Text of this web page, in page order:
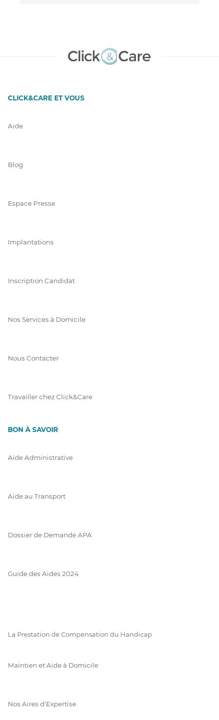
CLICK&CARE ET VOUS
Aide
Blog
Espace Presse
Implantations
Inscription Candidat
Nos Services à Domicile
Nous Contacter
Travailler chez Click&Care
BON À SAVOIR
Aide Administrative
Aide au Transport
Dossier de Demande APA
Guide des Aides 2024
La Prestation de Compensation du Handicap
Maintien et Aide à Domicile
Nos Aires d'Expertise